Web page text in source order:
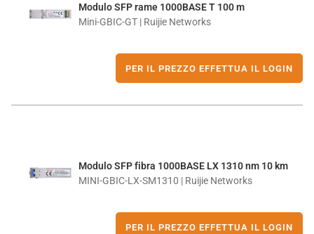
Modulo SFP rame 1000BASE T 100 m
Mini-GBIC-GT | Ruijie Networks
PER IL PREZZO EFFETTUA IL LOGIN
Modulo SFP fibra 1000BASE LX 1310 nm 10 km
MINI-GBIC-LX-SM1310 | Ruijie Networks
PER IL PREZZO EFFETTUA IL LOGIN